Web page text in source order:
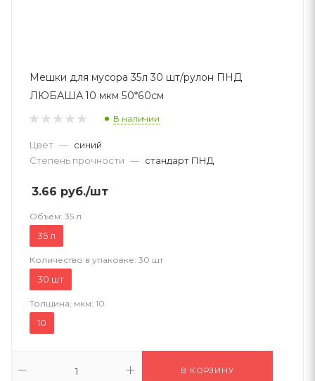
Мешки для мусора 35л 30 шт/рулон ПНД
ЛЮБАША 10 мкм 50*60см
В наличии
Цвет — синий
Степень прочности — стандарт ПНД
3.66 руб./шт
Объем: 35 л
35 л
Количество в упаковке: 30 шт
30 шт
Толщина, мкм: 10
10
В КОРЗИНУ